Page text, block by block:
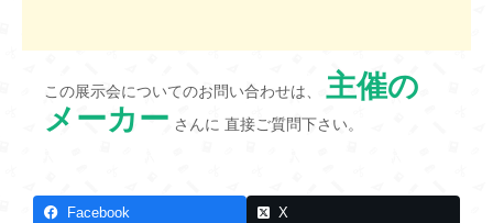
この展示会についてのお問い合わせは、 主催の
メーカー さんに 直接ご質問下さい。
Facebook X